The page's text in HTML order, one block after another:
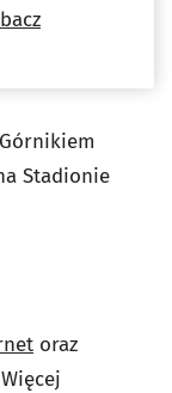
Stadionie
oraz